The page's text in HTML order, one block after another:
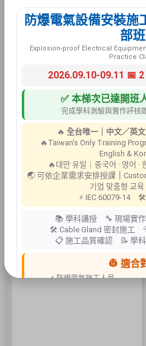
防爆電氣設備安裝施
部班
Explosion-proof Electrical
Practice
2026.09.10-09.11 📅
✅ 本梯次已達開班
完成學科測驗與實作評核
🔥全台唯一｜中文／英
🔥Taiwan's Only Training
English &
🔥대만 유일｜중국어 · 영어 ·
🌏 可依企業需求安排授課
기업 맞춤형 교
⚡ IEC 60079-14
📚 學科講授 🔧 現場實
🛠 Cable Gland 密封施工
📋 施工品質確認 📝 學
👷 適合
✔ 防爆電氣施工人員
祐昕技術股份有限公司